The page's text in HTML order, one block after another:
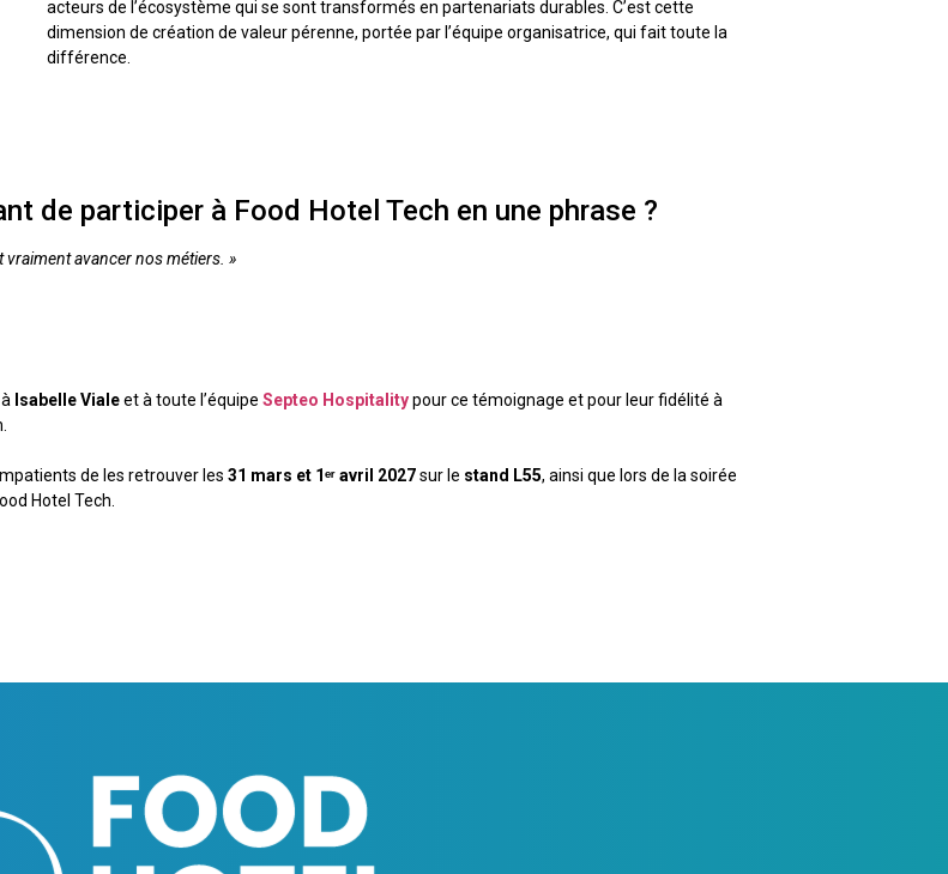
acteurs de l’écosystème qui se sont transformés en partenariats durables. C’est cette
dimension de création de valeur pérenne, portée par l’équipe organisatrice, qui fait toute la
différence.
de participer à Food Hotel Tech en une phrase ?
vraiment avancer nos métiers. »
Isabelle Vialeet à toute l’équipeSepteo Hospitalitypour ce témoignage et pour leur fidélité à
de les retrouver les31 mars et 1ᵉʳ avril 2027sur le stand L55, ainsi que lors de la soirée
Hotel Tech.